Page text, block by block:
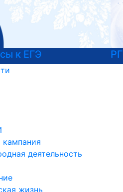
деятельность
жизнь